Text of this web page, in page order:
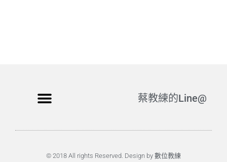
蔡教練的Line@
© 2018 All rights Reserved. Design by 數位教練